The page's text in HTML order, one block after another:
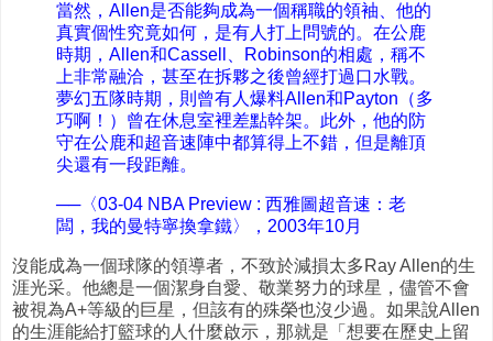
當然，Allen是否能夠成為一個稱職的領袖、他的
真實個性究竟如何，是有人打上問號的。在公鹿
時期，Allen和Cassell、Robinson的相處，稱不
上非常融洽，甚至在拆夥之後曾經打過口水戰。
夢幻五隊時期，則曾有人爆料Allen和Payton（多
巧啊！）曾在休息室裡差點幹架。此外，他的防
守在公鹿和超音速陣中都算得上不錯，但是離頂
尖還有一段距離。
──〈03-04 NBA Preview : 西雅圖超音速：老
闆，我的曼特寧換拿鐵〉，2003年10月
沒能成為一個球隊的領導者，不致於減損太多Ray Allen的生
涯光采。他總是一個潔身自愛、敬業努力的球星，儘管不會
被視為A+等級的巨星，但該有的殊榮也沒少過。如果說Allen
的生涯能給打籃球的人什麼啟示，那就是「想要在歷史上留